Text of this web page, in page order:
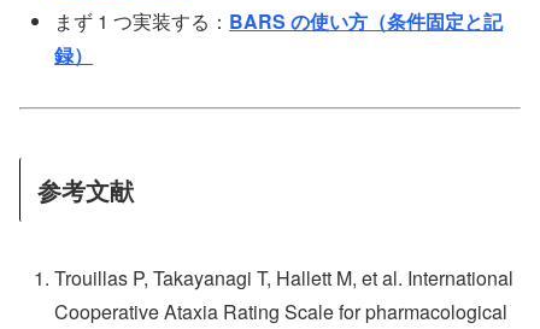
まず 1 つ実装する： BARS の使い方（条件固定と記
録）
参考文献
Trouillas P, Takayanagi T, Hallett M, et al. International
Cooperative Ataxia Rating Scale for pharmacological